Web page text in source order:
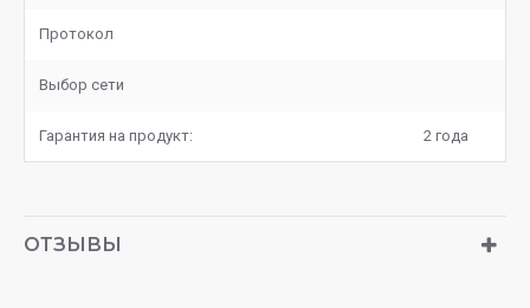
Протокол
Выбор сети
Гарантия на продукт: 2 года
ОТЗЫВЫ